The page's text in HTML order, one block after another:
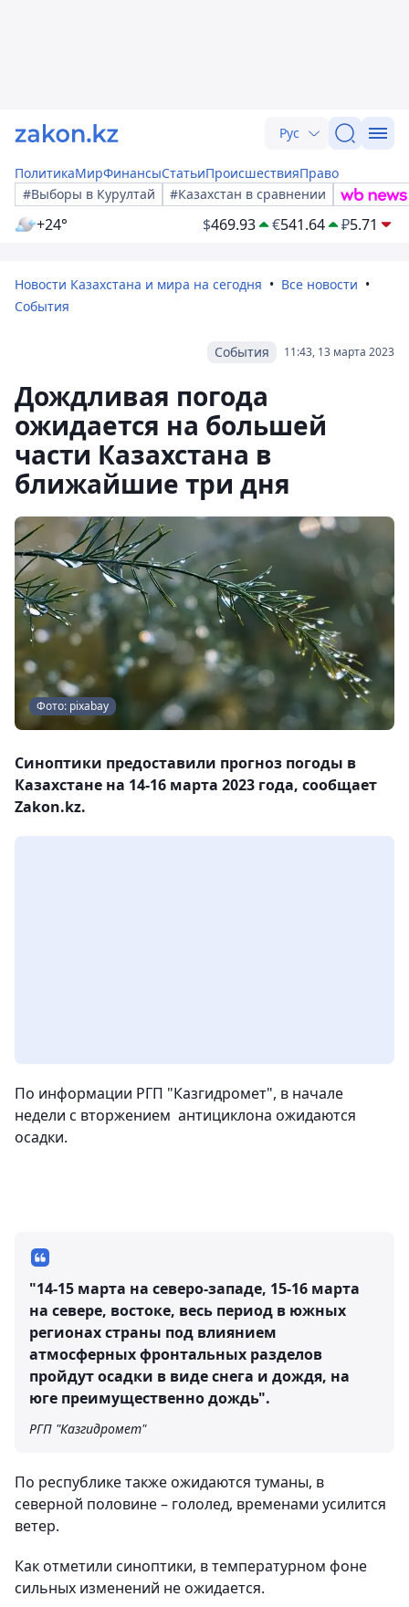
Рус
ПолитикаМирФинансыСтатьиПроисшествияПраво
#Выборы в Курултай
#Казахстан в сравнении
+24° $469.93 €541.64 ₽5.71
Новости Казахстана и мира на сегодня
Все новости
События
11:43, 13 марта 2023
События
Дождливая погода
ожидается на большей
части Казахстана в
ближайшие три дня
Фото: pixabay
Синоптики предоставили прогноз погоды в
Казахстане на 14-16 марта 2023 года, сообщает
Zakon.kz.
По информации РГП "Казгидромет", в начале
недели с вторжением антициклона ожидаются
осадки.
"14-15 марта на северо-западе, 15-16 марта
на севере, востоке, весь период в южных
регионах страны под влиянием
атмосферных фронтальных разделов
пройдут осадки в виде снега и дождя, на
юге преимущественно дождь".
РГП "Казгидромет"
По республике также ожидаются туманы, в
северной половине – гололед, временами усилится
ветер.
Как отметили синоптики, в температурном фоне
сильных изменений не ожидается.